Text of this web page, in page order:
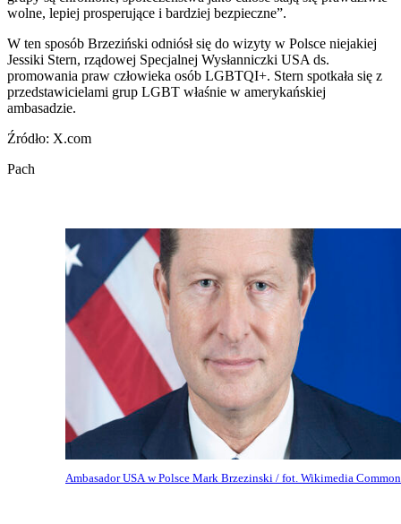
wolne, lepiej prosperujące i bardziej bezpieczne”.
W ten sposób Brzeziński odniósł się do wizyty w Polsce niejakiej
Jessiki Stern, rządowej Specjalnej Wysłanniczki USA ds.
promowania praw człowieka osób LGBTQI+. Stern spotkała się z
przedstawicielami grup LGBT właśnie w amerykańskiej
ambasadzie.
Źródło: X.com
Pach
Ambasador USA w Polsce Mark Brzezinski / fot. Wikimedia